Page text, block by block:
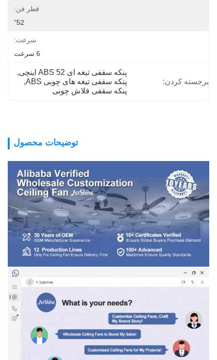
قطر فن:
52"
سرعت:
برجسته کردن:
پنکه سقفی تیغه ای ABS 52 اینچی
,
پنکه سقفی تیغه های چوبی ABS
,
پنکه سقفی فلاش چوبی
توضیحات محصول